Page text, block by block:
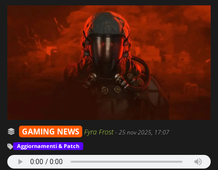
GAMING NEWS Fyra Frost-25 nov 2025, 17:07
Aggiornamenti & Patch